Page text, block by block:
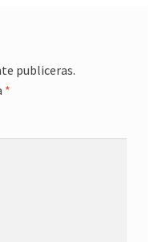
publiceras.
*